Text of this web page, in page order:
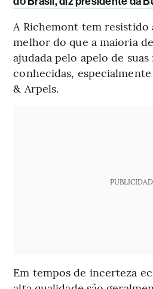
A Richemont tem resistido
melhor do que a maioria
ajudada pelo apelo de
conhecidas,
& Arpels.
Em tempos de incerteza